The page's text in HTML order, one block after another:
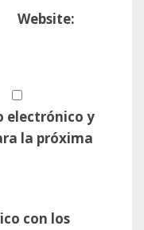
Website:
electrónico y
la próxima
con los